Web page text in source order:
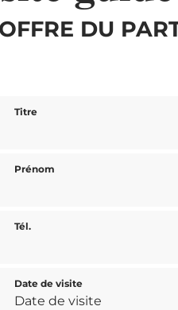
OFFRE DU
Titre
Prénom
Tél.
Date de visite